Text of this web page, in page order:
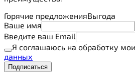
Горячие предложенияВыгода
Ваше имя
Введите ваш Email
Я соглашаюсь на обработку
данных
Подписаться